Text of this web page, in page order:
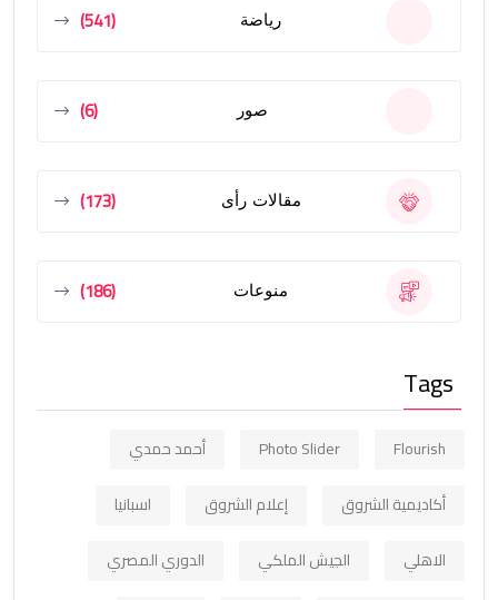
رياضة (541)
صور (6)
مقالات رأى (173)
منوعات (186)
Tags
Flourish
Photo Slider
أحمد حمدي
أكاديمية الشروق
إعلام الشروق
اسبانيا
الاهلي
الجيش الملكي
الدوري المصري